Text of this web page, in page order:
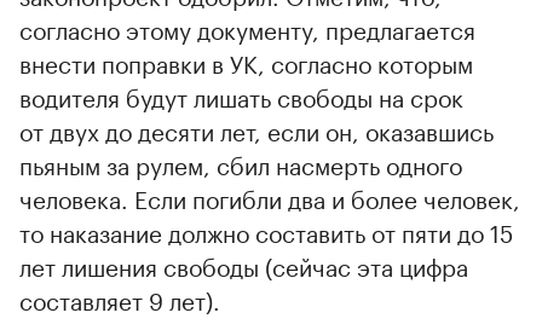
согласно этому документу, предлагается
внести поправки в УК, согласно которым
водителя будут лишать свободы на срок
от двух до десяти лет, если он, оказавшись
пьяным за рулем, сбил насмерть одного
человека. Если погибли два и более человек,
то наказание должно составить от пяти до 15
лет лишения свободы (сейчас эта цифра
составляет 9 лет).